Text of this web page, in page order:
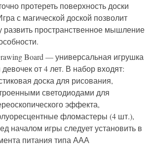
протереть поверхность доски
с магической доской позволит
пространственное мышление
Board — универсальная игрушка
от 4 лет. В набор входят:
доска для рисования,
светодиодами для
эффекта,
фломастеры (4 шт.),
началом игры следует установить в
питания типа ААА